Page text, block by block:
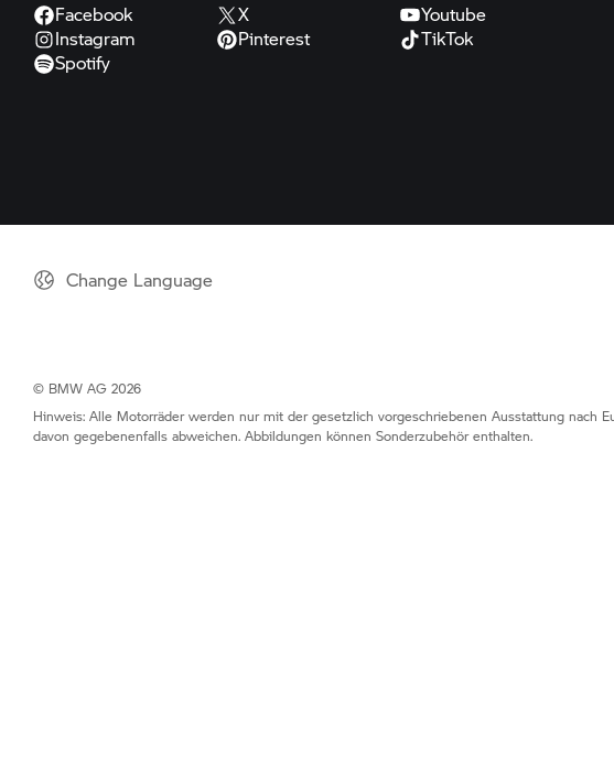
Facebook X
Youtube
Instagram
Pinterest
TikTok
Spotify
Change Language
© BMW AG 2026
Hinweis: Alle Motorräder werden nur mit der gesetzlich vorgeschriebenen Ausstattung nach
davon gegebenenfalls abweichen. Abbildungen können Sonderzubehör enthalten.